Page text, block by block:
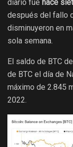
diario fue hace
después del fallo
disminuyeron en
sola semana.
El saldo de BTC
de BTC el día de
máximo de 2.845
2022.